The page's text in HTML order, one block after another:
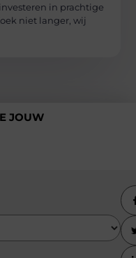
in prachtige
niet langer, wij
JOUW